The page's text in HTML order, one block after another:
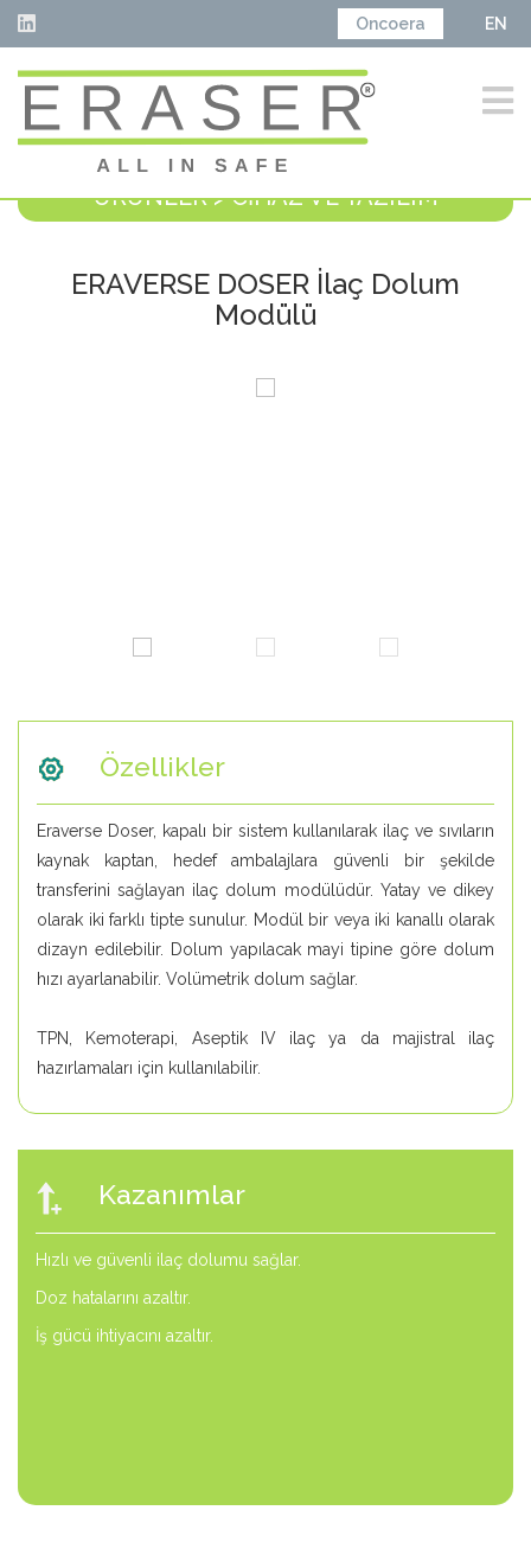
Oncoera EN
ÜRÜNLER > CİHAZ VE YAZILIM
ERAVERSE DOSER İlaç Dolum
Modülü
Özellikler
Eraverse Doser, kapalı bir sistem kullanılarak ilaç ve sıvıların
kaynak kaptan, hedef ambalajlara güvenli bir şekilde
transferini sağlayan ilaç dolum modülüdür. Yatay ve dikey
olarak iki farklı tipte sunulur. Modül bir veya iki kanallı olarak
dizayn edilebilir. Dolum yapılacak mayi tipine göre dolum
hızı ayarlanabilir. Volümetrik dolum sağlar.
TPN, Kemoterapi, Aseptik IV ilaç ya da majistral ilaç
hazırlamaları için kullanılabilir.
Kazanımlar
Hızlı ve güvenli ilaç dolumu sağlar.
Doz hatalarını azaltır.
İş gücü ihtiyacını azaltır.